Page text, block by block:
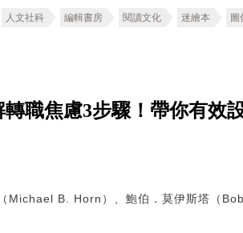
人文社科 編輯書房 閱讀文化 迷繪本 圖
職焦慮3步驟！帶你有效
B. Horn）、鮑伯．莫伊斯塔（